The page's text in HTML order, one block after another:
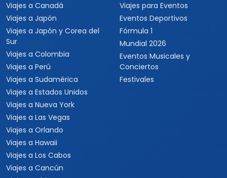
Viajes a Canadá
Viajes a Japón
Viajes a Japón y Corea del
Sur
Viajes a Colombia
Viajes a Perú
Viajes a Sudamérica
Viajes a Estados Unidos
Viajes a Nueva York
Viajes a Las Vegas
Viajes a Orlando
Viajes a Hawaii
Viajes a Los Cabos
Viajes a Cancún
Viajes para Eventos
Eventos Deportivos
Fórmula 1
Mundial 2026
Eventos Musicales y
Conciertos
Festivales